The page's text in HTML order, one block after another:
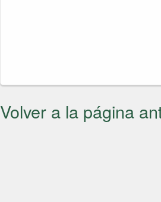
Volver a la página